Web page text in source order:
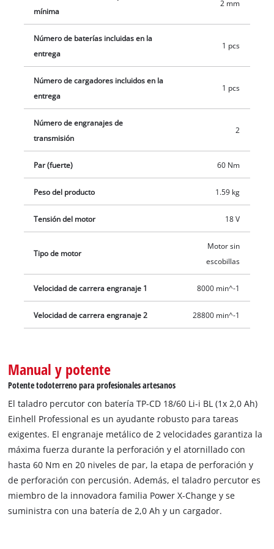
La iluminación LED cree una vista óptima del campo de
contenidos una batería Power X-Change de 2,0 Ah y un
mínima
2 mm
Número de baterías incluidas en la
entrega
1 pcs
Número de cargadores incluidos en la
entrega
1 pcs
Número de engranajes de
transmisión
2
Par (fuerte) 60 Nm
Peso del producto 1.59 kg
Tensión del motor 18 V
Tipo de motor
Motor sin
escobillas
Velocidad de carrera engranaje 1 8000 min^-1
Velocidad de carrera engranaje 2 28800 min^-1
Manual y potente
Potente todoterreno para profesionales artesanos
El taladro percutor con batería TP-CD 18/60 Li-i BL (1x 2,0 Ah)
Einhell Professional es un ayudante robusto para tareas
exigentes. El engranaje metálico de 2 velocidades garantiza la
máxima fuerza durante la perforación y el atornillado con
hasta 60 Nm en 20 niveles de par, la etapa de perforación y
de perforación con percusión. Además, el taladro percutor es
miembro de la innovadora familia Power X-Change y se
suministra con una batería de 2,0 Ah y un cargador.